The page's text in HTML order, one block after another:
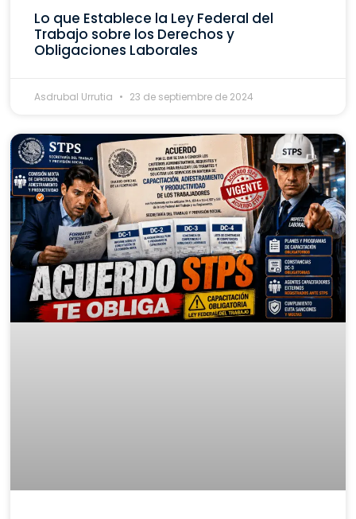
Lo que Establece la Ley Federal del
Trabajo sobre los Derechos y
Obligaciones Laborales
Asdrubal Urrutia 23 de septiembre de 2024